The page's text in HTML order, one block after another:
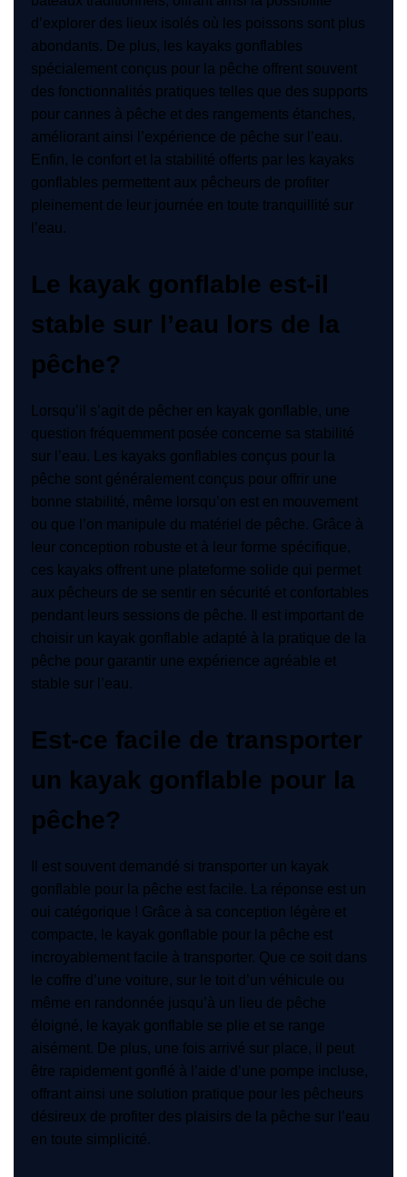
d’explorer des lieux isolés où les poissons sont plus
abondants. De plus, les kayaks gonflables
spécialement conçus pour la pêche offrent souvent
des fonctionnalités pratiques telles que des supports
pour cannes à pêche et des rangements étanches,
améliorant ainsi l’expérience de pêche sur l’eau.
Enfin, le confort et la stabilité offerts par les kayaks
gonflables permettent aux pêcheurs de profiter
pleinement de leur journée en toute tranquillité sur
l’eau.
Le kayak gonflable est-il
stable sur l’eau lors de la
pêche?
Lorsqu’il s’agit de pêcher en kayak gonflable, une
question fréquemment posée concerne sa stabilité
sur l’eau. Les kayaks gonflables conçus pour la
pêche sont généralement conçus pour offrir une
bonne stabilité, même lorsqu’on est en mouvement
ou que l’on manipule du matériel de pêche. Grâce à
leur conception robuste et à leur forme spécifique,
ces kayaks offrent une plateforme solide qui permet
aux pêcheurs de se sentir en sécurité et confortables
pendant leurs sessions de pêche. Il est important de
choisir un kayak gonflable adapté à la pratique de la
pêche pour garantir une expérience agréable et
stable sur l’eau.
Est-ce facile de transporter
un kayak gonflable pour la
pêche?
Il est souvent demandé si transporter un kayak
gonflable pour la pêche est facile. La réponse est un
oui catégorique ! Grâce à sa conception légère et
compacte, le kayak gonflable pour la pêche est
incroyablement facile à transporter. Que ce soit dans
le coffre d’une voiture, sur le toit d’un véhicule ou
même en randonnée jusqu’à un lieu de pêche
éloigné, le kayak gonflable se plie et se range
aisément. De plus, une fois arrivé sur place, il peut
être rapidement gonflé à l’aide d’une pompe incluse,
offrant ainsi une solution pratique pour les pêcheurs
désireux de profiter des plaisirs de la pêche sur l’eau
en toute simplicité.